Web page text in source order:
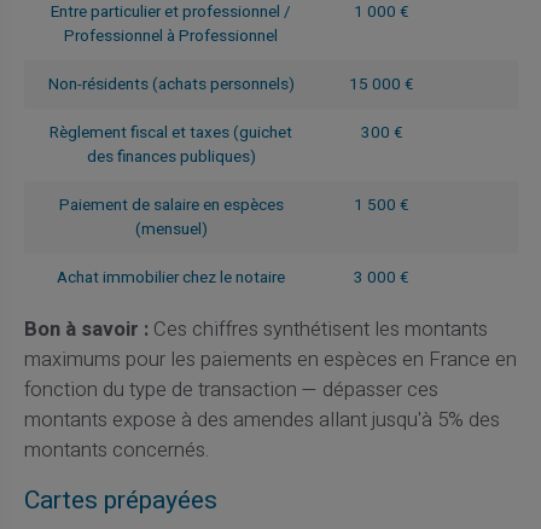
Entre particulier et professionnel /
Professionnel à Professionnel
1 000 €
Non-résidents (achats personnels)
15 000 €
Règlement fiscal et taxes (guichet
des finances publiques)
300 €
Paiement de salaire en espèces
(mensuel)
1 500 €
Achat immobilier chez le notaire 3 000 €
Bon à savoir :Ces chiffres synthétisent les montants
maximums pour les paiements en espèces en France en
fonction du type de transaction — dépasser ces
montants expose à des amendes allant jusqu'à 5% des
montants concernés.
Cartes prépayées